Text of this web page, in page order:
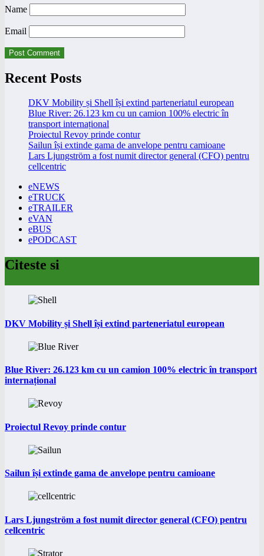
Name
Email
Recent Posts
DKV Mobility și Shell își extind parteneriatul european
Blue River: 26.123 km cu un camion 100% electric în
transport internațional
Proiectul Revoy prinde contur
Sailun își extinde gama de anvelope pentru camioane
Lars Ljungström a fost numit director general (CFO) pentru
cellcentric
eNEWS
eTRUCK
eTRAILER
eVAN
eBUS
ePODCAST
Citeste si
DKV Mobility și Shell își extind parteneriatul european
Blue River: 26.123 km cu un camion 100% electric în transport
internațional
Proiectul Revoy prinde contur
Sailun își extinde gama de anvelope pentru camioane
Lars Ljungström a fost numit director general (CFO) pentru
cellcentric